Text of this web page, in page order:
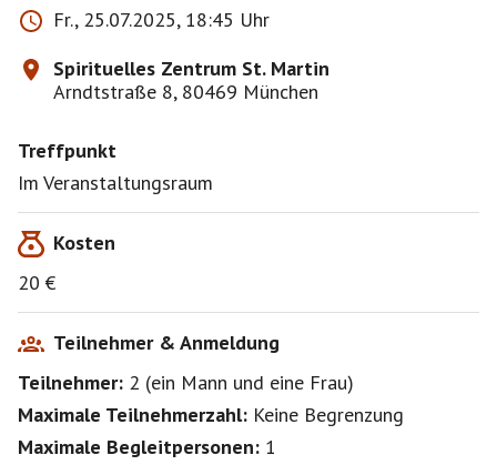
berührende Melodien und Lieder der Sehnsucht, der
Schönheit und der inneren Weite. Gepaart mit Texten
von John o’Donohue, dem irischen Autor geistlicher
Inspiration, entsteht ein Konzertgeschehen, das die
Herzen und Seelen der Zuhörenden zu erreichen
Anmeldung per E-Mail über <pilgern@stmartin-
muenchen.de>
Fr., 25.07.2025, 18:45 Uhr
Spirituelles Zentrum St. Martin
Arndtstraße 8, 80469 München
Treffpunkt
Im Veranstaltungsraum
Kosten
20 €
Teilnehmer & Anmeldung
Teilnehmer: 2 (ein Mann und eine Frau)
Maximale Teilnehmerzahl: Keine Begrenzung
Maximale Begleitpersonen: 1